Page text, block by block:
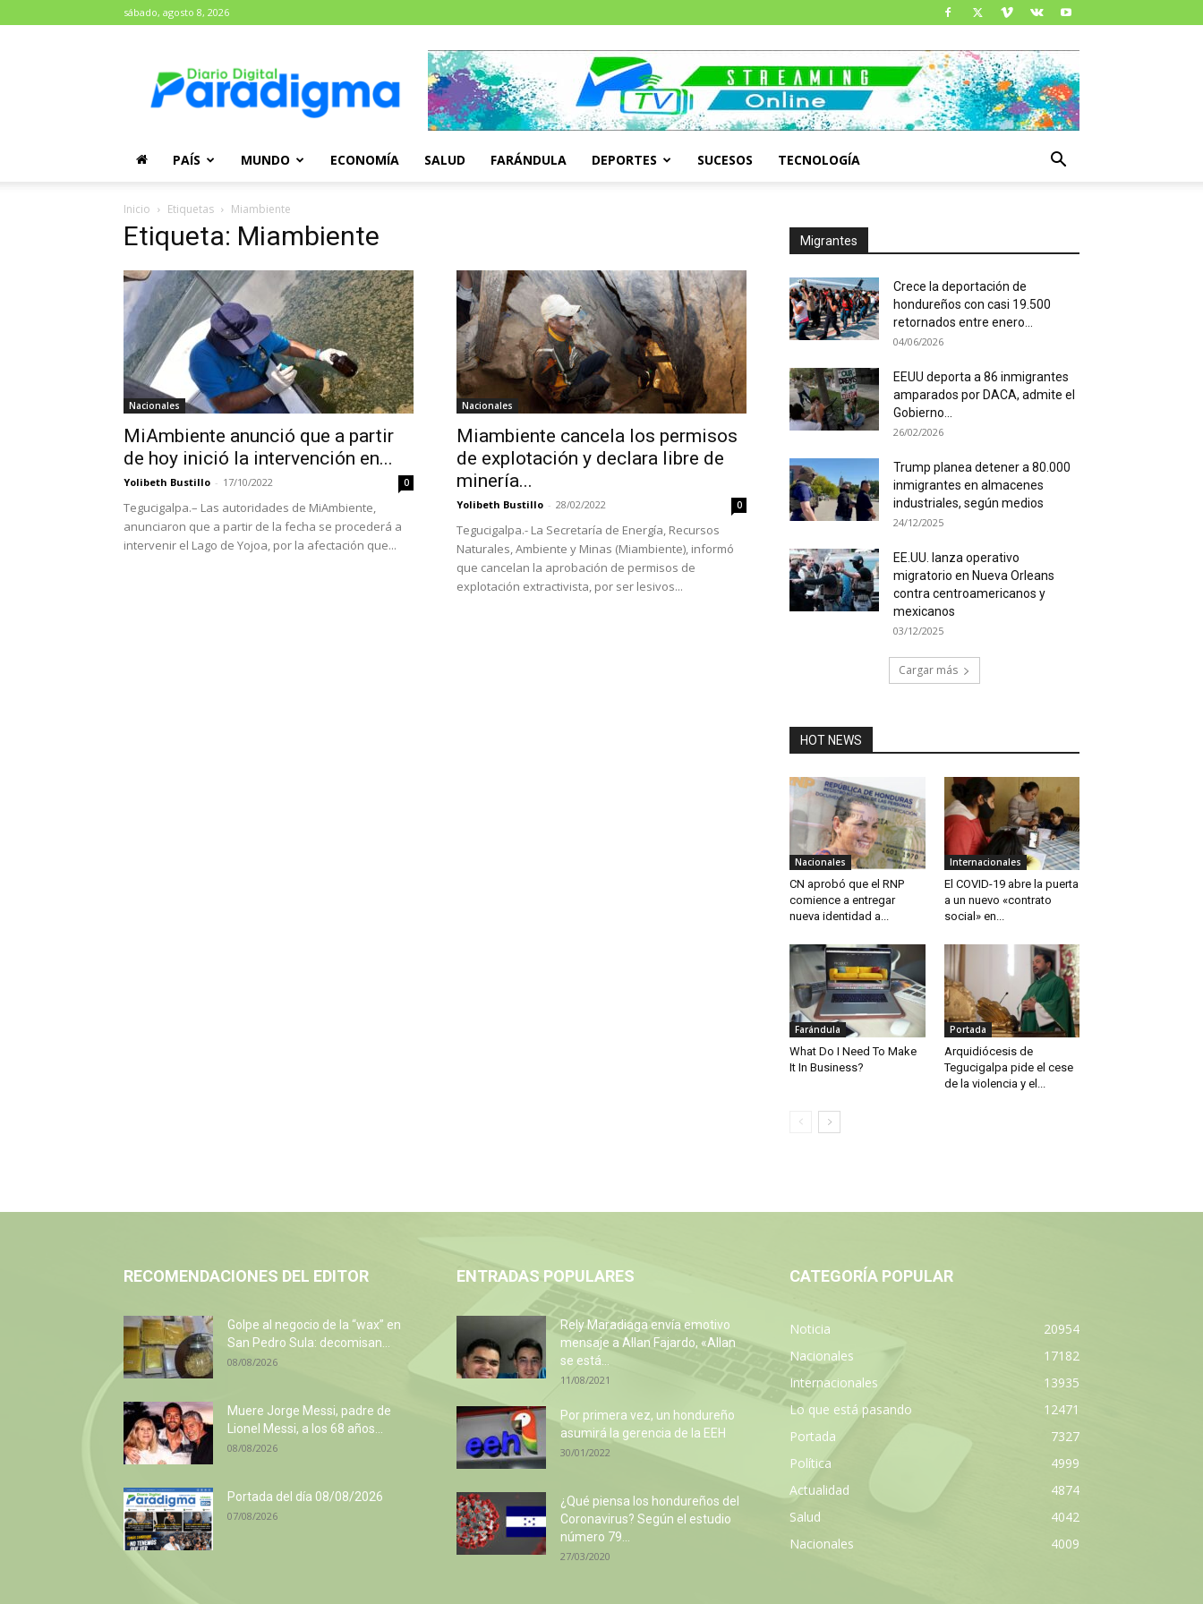
sábado, agosto 8, 2026
Paradigma
PAÍS MUNDO ECONOMÍA SALUD FARÁNDULA DEPORTES SUCESOS TECNOLOGÍA
Inicio Etiquetas Miambiente
Etiqueta: Miambiente
Nacionales
MiAmbiente anunció que a partir
de hoy inició la intervención en...
Yolibeth Bustillo - 17/10/2022 0
Tegucigalpa.– Las autoridades de MiAmbiente,
anunciaron que a partir de la fecha se procederá a
intervenir el Lago de Yojoa, por la afectación que...
Nacionales
Miambiente cancela los permisos
de explotación y declara libre de
minería...
Yolibeth Bustillo - 28/02/2022 0
Tegucigalpa.- La Secretaría de Energía, Recursos
Naturales, Ambiente y Minas (Miambiente), informó
que cancelan la aprobación de permisos de
explotación extractivista, por ser lesivos...
Migrantes
Crece la deportación de
hondureños con casi 19.500
retornados entre enero...
04/06/2026
EEUU deporta a 86 inmigrantes
amparados por DACA, admite el
Gobierno...
26/02/2026
Trump planea detener a 80.000
inmigrantes en almacenes
industriales, según medios
24/12/2025
EE.UU. lanza operativo
migratorio en Nueva Orleans
contra centroamericanos y
mexicanos
03/12/2025
Cargar más
HOT NEWS
Nacionales
CN aprobó que el RNP
comience a entregar
nueva identidad a...
Internacionales
El COVID-19 abre la puerta
a un nuevo «contrato
social» en...
Farándula
What Do I Need To Make
It In Business?
Portada
Arquidiócesis de
Tegucigalpa pide el cese
de la violencia y el...
RECOMENDACIONES DEL EDITOR
Golpe al negocio de la “wax” en
San Pedro Sula: decomisan...
08/08/2026
Muere Jorge Messi, padre de
Lionel Messi, a los 68 años...
08/08/2026
Portada del día 08/08/2026
07/08/2026
ENTRADAS POPULARES
Rely Maradiaga envía emotivo
mensaje a Allan Fajardo, «Allan
se está...
11/08/2021
Por primera vez, un hondureño
asumirá la gerencia de la EEH
30/01/2022
¿Qué piensa los hondureños del
Coronavirus? Según el estudio
número 79...
27/03/2020
CATEGORÍA POPULAR
Noticia
20954
Nacionales
17182
Internacionales
13935
Lo que está pasando
12471
Portada
7327
Política
4999
Actualidad
4874
Salud
4042
Nacionales
4009